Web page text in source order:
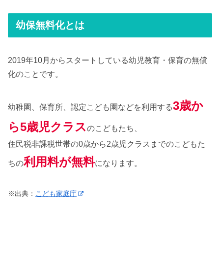
幼保無料化とは
2019年10月からスタートしている幼児教育・保育の無償
化のことです。
幼稚園、保育所、認定こども園などを利用する3歳か
ら5歳児クラスのこどもたち、
住民税非課税世帯の0歳から2歳児クラスまでのこどもた
ちの利用料が無料になります。
※出典： こども家庭庁